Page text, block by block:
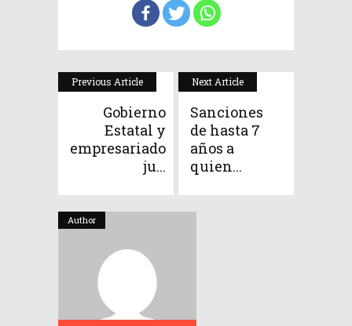
Previous Article
Gobierno
Estatal y
empresariado
ju...
Next Article
Sanciones
de hasta 7
años a
quien...
Author